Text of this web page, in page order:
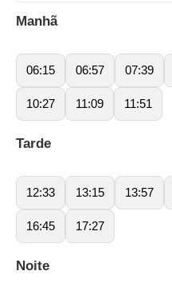
Manhã
06:15 06:57 07:39
10:27 11:09 11:51
Tarde
12:33 13:15 13:57
16:45 17:27
Noite